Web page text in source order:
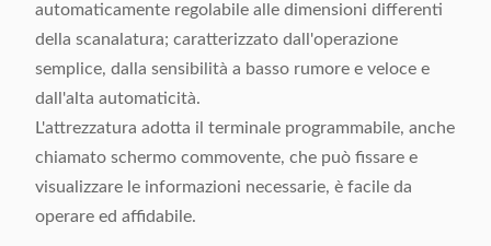
automaticamente regolabile alle dimensioni differenti
della scanalatura; caratterizzato dall'operazione
semplice, dalla sensibilità a basso rumore e veloce e
dall'alta automaticità.
L'attrezzatura adotta il terminale programmabile, anche
chiamato schermo commovente, che può fissare e
visualizzare le informazioni necessarie, è facile da
operare ed affidabile.